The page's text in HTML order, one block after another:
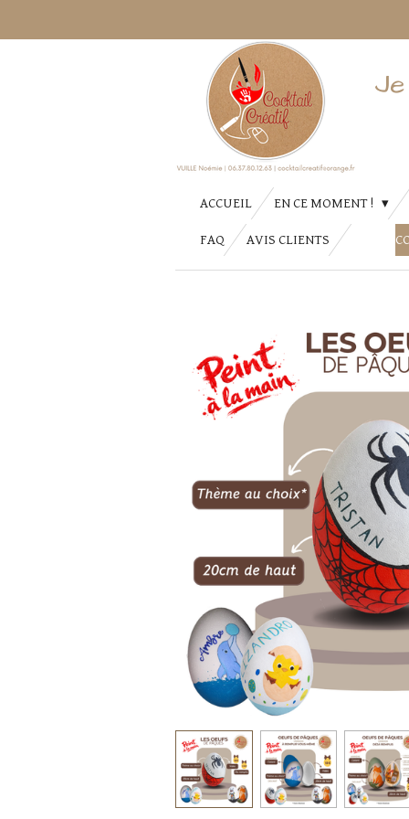
au
ACCUEIL EN CE MOMENT !
FAQ AVIS CLIENTS